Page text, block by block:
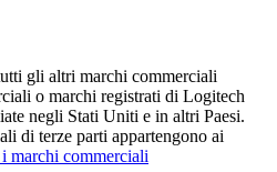
gli altri marchi commerciali
o marchi registrati di Logitech
negli Stati Uniti e in altri Paesi.
di terze parti appartengono ai
marchi commerciali